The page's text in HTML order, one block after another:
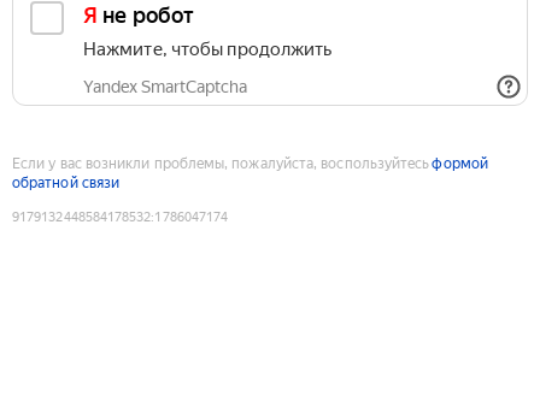
Я не робот
Нажмите, чтобы продолжить
Yandex SmartCaptcha
Если у вас возникли проблемы, пожалуйста, воспользуйтесьформой
обратной связи
9179132448584178532:1786047174